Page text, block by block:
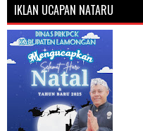
IKLAN UCAPAN NATARU